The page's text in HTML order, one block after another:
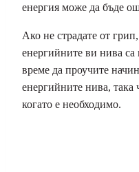
енергия може да бъде
Ако не страдате от
енергийните ви нива
време да проучите
енергийните нива, така
когато е необходимо.